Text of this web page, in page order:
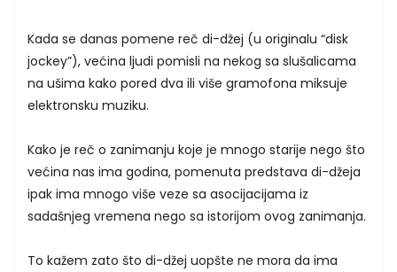
Kada se danas pomene reč di-džej (u originalu “disk
jockey”), većina ljudi pomisli na nekog sa slušalicama
na ušima kako pored dva ili više gramofona miksuje
elektronsku muziku.
Kako je reč o zanimanju koje je mnogo starije nego što
većina nas ima godina, pomenuta predstava di-džeja
ipak ima mnogo više veze sa asocijacijama iz
sadašnjeg vremena nego sa istorijom ovog zanimanja.
To kažem zato što di-džej uopšte ne mora da ima